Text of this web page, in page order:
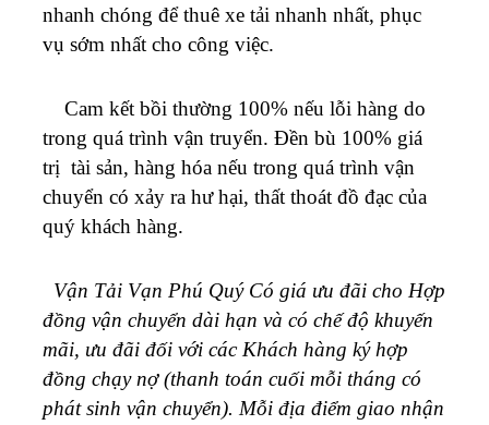
nhanh chóng để thuê xe tải nhanh nhất, phục
vụ sớm nhất cho công việc.
Cam kết bồi thường 100% nếu lỗi hàng do
trong quá trình vận truyển. Đền bù 100% giá
trị tài sản, hàng hóa nếu trong quá trình vận
chuyển có xảy ra hư hại, thất thoát đồ đạc của
quý khách hàng.
Vận Tải Vạn Phú Quý Có giá ưu đãi cho Hợp
đồng vận chuyển dài hạn và có chế độ khuyến
mãi, ưu đãi đối với các Khách hàng ký hợp
đồng chạy nợ (thanh toán cuối mỗi tháng có
phát sinh vận chuyển). Mỗi địa điểm giao nhận